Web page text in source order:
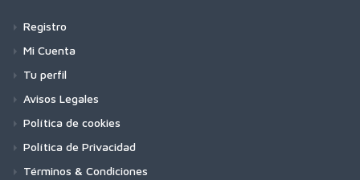
Registro
Mi Cuenta
Tu perfil
Avisos Legales
Política de cookies
Política de Privacidad
Términos & Condiciones